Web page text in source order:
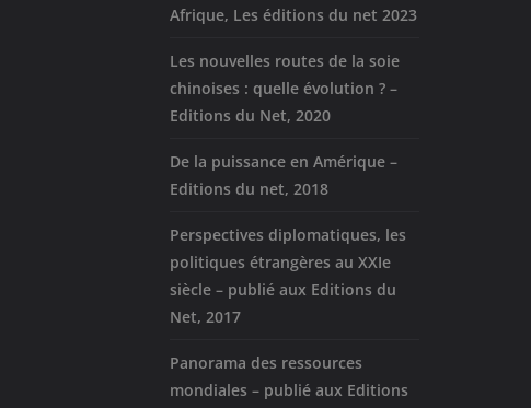
Afrique, Les éditions du net 2023
Les nouvelles routes de la soie
chinoises : quelle évolution ? –
Editions du Net, 2020
De la puissance en Amérique –
Editions du net, 2018
Perspectives diplomatiques, les
politiques étrangères au XXIe
siècle – publié aux Editions du
Net, 2017
Panorama des ressources
mondiales – publié aux Editions